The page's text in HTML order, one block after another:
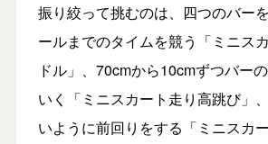
振り絞って挑むのは、四つのバー
ールまでのタイムを競う「ミニス
ドル」、70cmから10cmずつバー
いく「ミニスカート走り高跳び」
いように前回りをする「ミニスカ